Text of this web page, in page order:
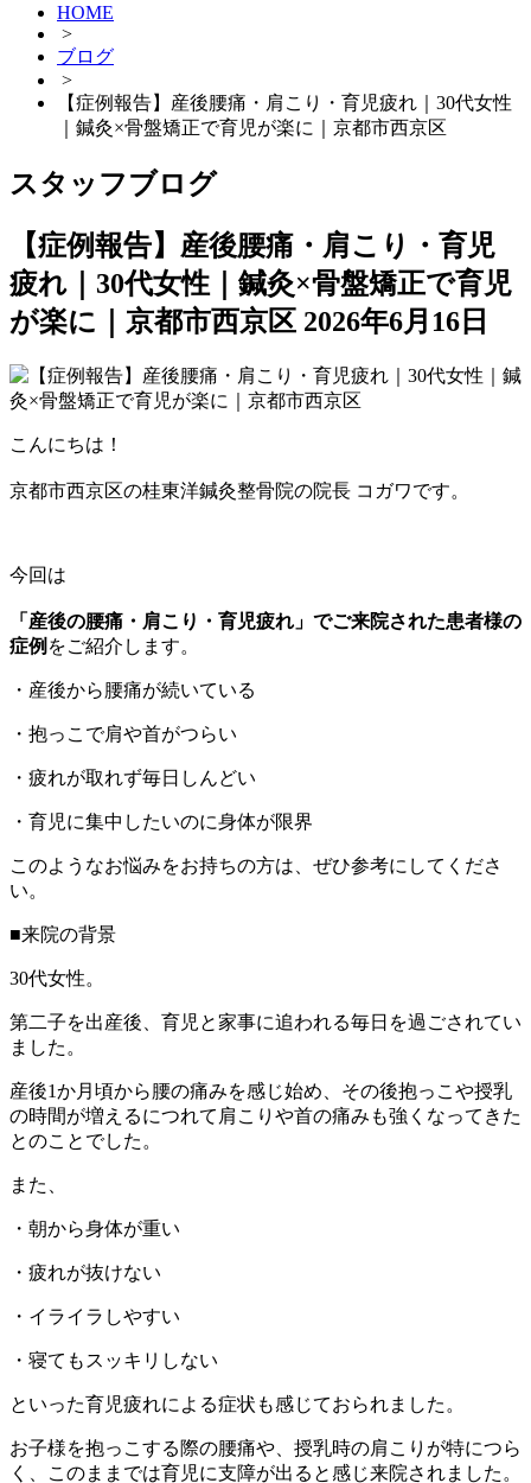
HOME
>
ブログ
>
【症例報告】産後腰痛・肩こり・育児疲れ｜30代女性
｜鍼灸×骨盤矯正で育児が楽に｜京都市西京区
スタッフブログ
【症例報告】産後腰痛・肩こり・育児
疲れ｜30代女性｜鍼灸×骨盤矯正で育児
が楽に｜京都市西京区 2026年6月16日
こんにちは！
京都市西京区の桂東洋鍼灸整骨院の院長 コガワです。
今回は
「産後の腰痛・肩こり・育児疲れ」でご来院された患者様の
症例 をご紹介します。
・産後から腰痛が続いている
・抱っこで肩や首がつらい
・疲れが取れず毎日しんどい
・育児に集中したいのに身体が限界
このようなお悩みをお持ちの方は、ぜひ参考にしてくださ
い。
■来院の背景
30代女性。
第二子を出産後、育児と家事に追われる毎日を過ごされてい
ました。
産後1か月頃から腰の痛みを感じ始め、その後抱っこや授乳
の時間が増えるにつれて肩こりや首の痛みも強くなってきた
とのことでした。
また、
・朝から身体が重い
・疲れが抜けない
・イライラしやすい
・寝てもスッキリしない
といった育児疲れによる症状も感じておられました。
お子様を抱っこする際の腰痛や、授乳時の肩こりが特につら
く、このままでは育児に支障が出ると感じ来院されました。